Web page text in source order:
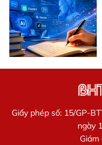
Giấy phép số: 15/GP-
ngày